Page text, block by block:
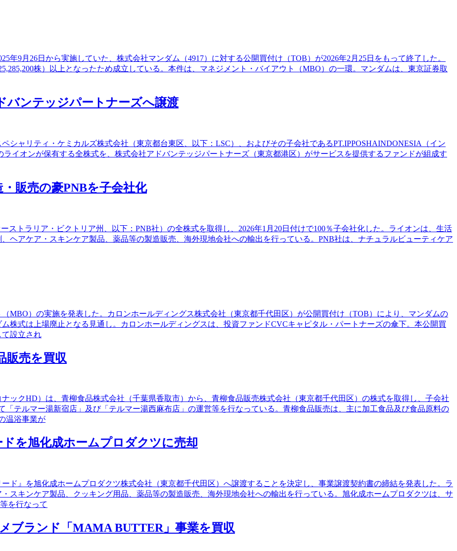
年9月26日から実施していた、株式会社マンダム（4917）に対する公開買付け（TOB）が2026年2月25日をもって終了した。
株）以上となったため成立している。本件は、マネジメント・バイアウト（MBO）の一環。マンダムは、東京証券取
バンテッジパートナーズへ譲渡
シャリティ・ケミカルズ株式会社（東京都台東区、以下：LSC）、およびその子会社であるPT.IPPOSHAINDONESIA（イン
イオンが保有する全株式を、株式会社アドバンテッジパートナーズ（東京都港区）がサービスを提供するファンドが組成す
販売の豪PNBを子会社化
ストラリア・ビクトリア州、以下：PNB社）の全株式を取得し、2026年1月20日付けで100％子会社化した。ライオンは、生活
ヘアケア・スキンケア製品、薬品等の製造販売、海外現地会社への輸出を行っている。PNB社は、ナチュラルビューティケア
MBO）の実施を発表した。カロンホールディングス株式会社（東京都千代田区）が公開買付け（TOB）により、マンダムの
株式は上場廃止となる見通し。カロンホールディングスは、投資ファンドCVCキャピタル・パートナーズの傘下。本公開買
設立され
販売を買収
ックHD）は、青柳食品株式会社（千葉県香取市）から、青柳食品販売株式会社（東京都千代田区）の株式を取得し、子会社
テルマー湯新宿店」及び「テルマー湯西麻布店」の運営等を行なっている。青柳食品販売は、主に加工食品及び食品原料の
温浴事業が
を旭化成ホームプロダクツに売却
ド』を旭化成ホームプロダクツ株式会社（東京都千代田区）へ譲渡することを決定し、事業譲渡契約書の締結を発表した。ラ
スキンケア製品、クッキング用品、薬品等の製造販売、海外現地会社への輸出を行っている。旭化成ホームプロダクツは、サ
を行なって
ブランド「MAMA BUTTER」事業を買収